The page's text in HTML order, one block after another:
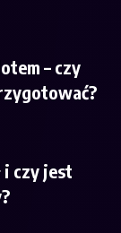
– czy
i czy jest